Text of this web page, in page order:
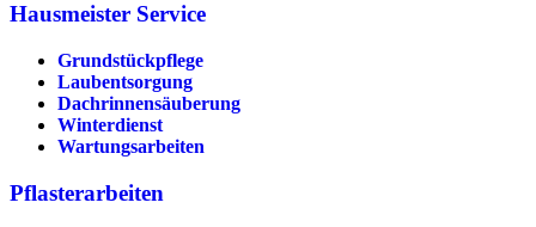
Hausmeister Service
Grundstückpflege
Laubentsorgung
Dachrinnen­säuberung
Winterdienst
Wartungsarbeiten
Pflasterarbeiten